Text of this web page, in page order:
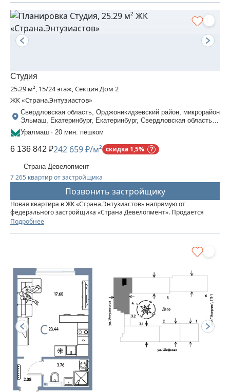
Студия
25.29 м², 15/24 этаж, Секция Дом 2
ЖК «Страна.Энтузиастов»
Свердловская область, Орджоникидзевский район, микрорайон
Эльмаш, Екатеринбург, Екатеринбург, Свердловская область,
Шефская, 30
Уралмаш · 20 мин. пешком
6 136 842 ₽242 659 ₽/м² скидка 1,5%
Страна Девелопмент
7 265 квартир от застройщика
Позвонить застройщику
Новая квартира в ЖК «‎Страна.Энтузиастов» напрямую от
федерального застройщика «‎Страна Девелопмент». Продается
студия площадью 25,29 кв. м. на 15 этаже от застройщика “Страна
Подробнее